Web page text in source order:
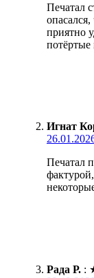
Печатал
опасался,
приятно
потёртые
Игнат
Печатал
Рада Р. :